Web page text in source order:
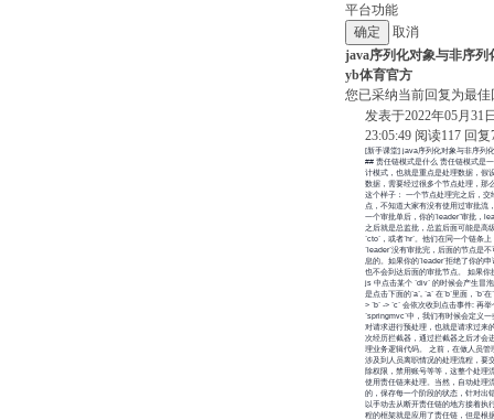
平台功能
取消
java序列化对象与非序列
yb体育官方
您已采纳当前回复为最佳
发表于2022年05月31
23:05:49 阅读117 回复
[新手课堂] java序列化对象与非序列
## 责任链模式是什么 责任链模式是
计模式，也就是重点是处理数据，假
数据，需要经过很多个节点处理，那
这个样子： 一个节点处理完之后，交
点，不知道大家有没有使用过审批流
一个审批单后，你的`leader`审批，
之后就是总监批，总监后面可能是高
`cto`，或者`hr`。他们在同一个链条上
`leader`没有审批完，后面的节点是不
息的。如果你的`leader`拒绝了你的申
也不会到达后面的审批节点。 如果你
js 中点击某个 `div` 的时候会产生冒
是点击下面的`a`, `a` 在`b`里面，`b`在
> `b` -> `c` 会依次收到点击事件: 再举
`springmvc`中，我们有时候会定义一
对请求进行预处理，也就是请求过来
次经历拦截器，通过拦截器之后才会
理业务逻辑代码。 之前，在做人员管
涉及到人员离职情况的处理流程，要
除权限，禁用账号等等，这整个处理
使用责任链来处理。当然，自动处理
的，保存每一个阶段的状态，针对出
以手动去从断开责任链的地方接着执
程的框架就是应用了责任链，但是根